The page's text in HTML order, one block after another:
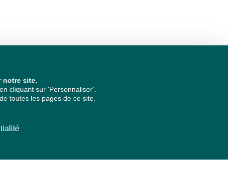
notre site.
cliquant sur 'Personnaliser'.
toutes les pages de ce site.